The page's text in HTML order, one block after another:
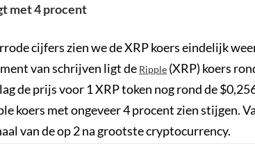
met 4 procent
cijfers zien we de XRP koers eindelijk
van schrijven ligt de Ripple (XRP) koers
de prijs voor 1 XRP token nog rond de
koers met ongeveer 4 procent zien stijgen.
van de op 2 na grootste cryptocurrency.